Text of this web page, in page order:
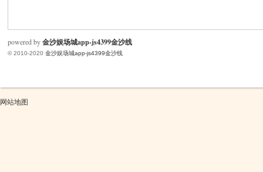
powered by金沙娱场城app-js4399金沙线
© 2010-2020 金沙娱场城app-js4399金沙线
网站地图